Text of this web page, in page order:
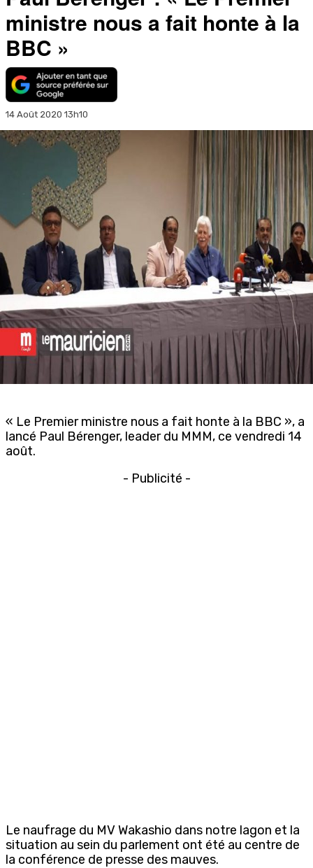
ministre nous a fait honte à la
BBC »
14 Août 2020 13h10
« Le Premier ministre nous a fait honte à la BBC », a
lancé Paul Bérenger, leader du MMM, ce vendredi 14
août.
- Publicité -
Le naufrage du MV Wakashio dans notre lagon et la
situation au sein du parlement ont été au centre de
la conférence de presse des mauves.